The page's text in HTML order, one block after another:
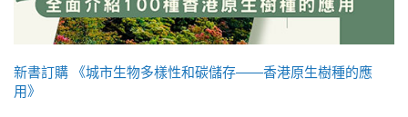
新書訂購 《城市生物多樣性和碳儲存——香港原生樹種的應
用》